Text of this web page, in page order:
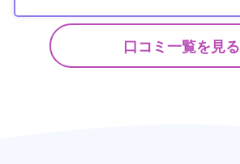
口コミ一覧を見る